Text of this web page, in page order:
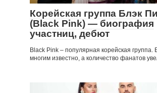
Корейская группа Блэк
(Black Pink) — биография
участниц, дебют
Black Pink – популярная корейская группа.
многим известно, а количество фанатов